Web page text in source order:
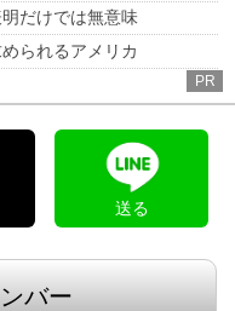
だけでは無意味
られるアメリカ
PR
送る
バー